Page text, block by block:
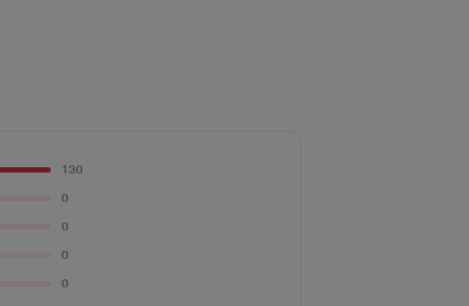
า ฮ่าๆๆ
ละมีคุณค่าในตัวเอง
130
0
0
0
0